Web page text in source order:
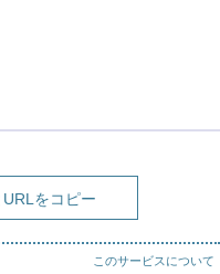
をコピー
このサービスについて